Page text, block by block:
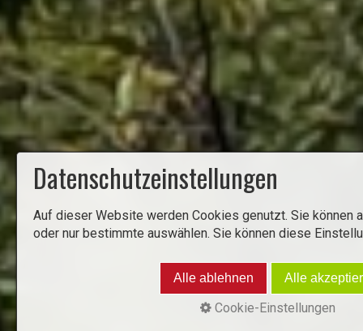
Datenschutzeinstellungen
Auf dieser Website werden Cookies genutzt. Sie können
oder nur bestimmte auswählen. Sie können diese
Alle ablehnen Alle
Cookie-Einstellungen